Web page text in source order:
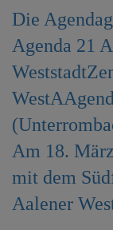
n
Die
Agenda 21
Am 18.
mit dem
Aalener